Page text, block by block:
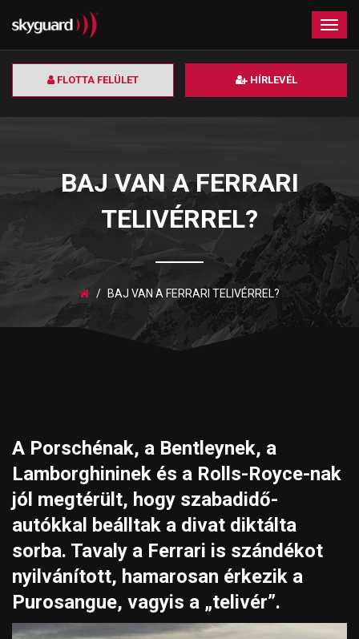
FLOTTA FELÜLET HÍRLEVÉL
×
BAJ VAN A FERRARI
TELIVÉRREL?
BAJ VAN A FERRARI TELIVÉRREL?
A Porschénak, a Bentleynek, a
Lamborghininek és a Rolls-Royce-nak
jól megtérült, hogy szabadidő-
autókkal beálltak a divat diktálta
sorba. Tavaly a Ferrari is szándékot
nyilvánított, hamarosan érkezik a
Purosangue, vagyis a „telivér”.